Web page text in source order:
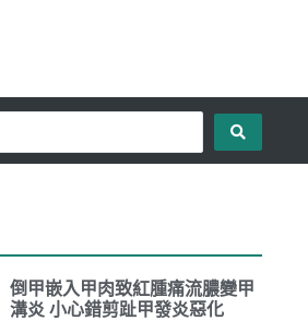
倒甲嵌入甲肉致紅腫痛流膿變甲
溝炎 小心錯剪趾甲發炎惡化